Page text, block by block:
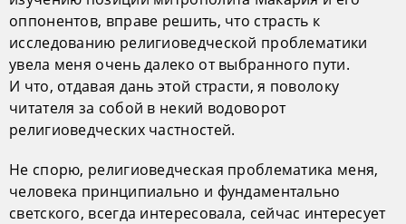
оппонентов, вправе решить, что страсть к
исследованию религиоведческой проблематики
увела меня очень далеко от выбранного пути.
И что, отдавая дань этой страсти, я поволоку
читателя за собой в некий водоворот
религиоведческих частностей.
Не спорю, религиоведческая проблематика меня,
человека принципиально и фундаментально
светского, всегда интересовала, сейчас интересует